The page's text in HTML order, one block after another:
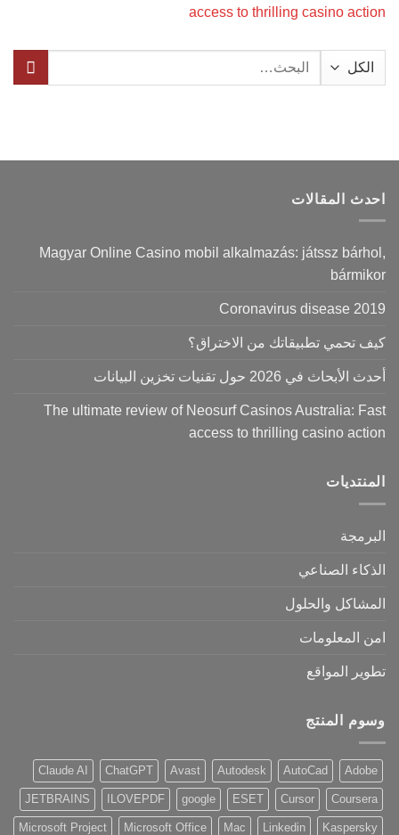
access to thrilling casino action
البحث
احدث المقالات
Magyar Online Casino mobil alkalmazás: játssz bárhol,
bármikor
Coronavirus disease 2019
كيف تحمي تطبيقاتك من الاختراق؟
أحدث الأبحاث في 2026 حول تقنيات تخزين البيانات
The ultimate review of Neosurf Casinos Australia: Fast
access to thrilling casino action
المنتديات
البرمجة
الذكاء الصناعي
المشاكل والحلول
امن المعلومات
تطوير المواقع
وسوم المنتج
Adobe
AutoCad
Autodesk
Avast
ChatGPT
Claude AI
Coursera
Cursor
ESET
google
ILOVEPDF
JETBRAINS
Kaspersky
Linkedin
Mac
Microsoft Office
Microsoft Project